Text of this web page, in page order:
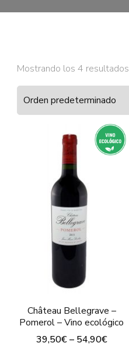
Mostrando los 4 resultados
Château Bellegrave –
Pomerol – Vino ecológico
39,50€– 54,90€